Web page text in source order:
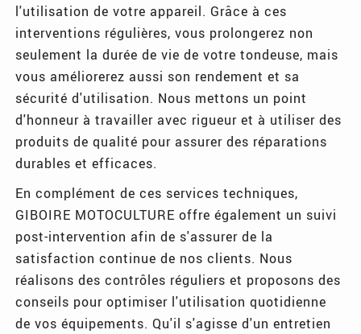
l'utilisation de votre appareil. Grâce à ces
interventions régulières, vous prolongerez non
seulement la durée de vie de votre tondeuse, mais
vous améliorerez aussi son rendement et sa
sécurité d'utilisation. Nous mettons un point
d'honneur à travailler avec rigueur et à utiliser des
produits de qualité pour assurer des réparations
durables et efficaces.
En complément de ces services techniques,
GIBOIRE MOTOCULTURE offre également un suivi
post-intervention afin de s'assurer de la
satisfaction continue de nos clients. Nous
réalisons des contrôles réguliers et proposons des
conseils pour optimiser l'utilisation quotidienne
de vos équipements. Qu'il s'agisse d'un entretien